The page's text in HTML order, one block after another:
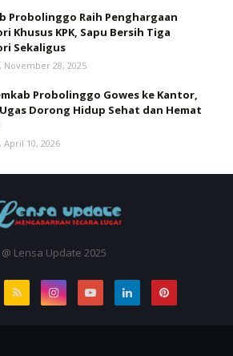
Probolinggo Raih Penghargaan
Khusus KPK, Sapu Bersih Tiga
Sekaligus
November 28, 2025
Probolinggo Gowes ke Kantor,
Dorong Hidup Sehat dan Hemat
April 10, 2026
@ Lensa Update 2025